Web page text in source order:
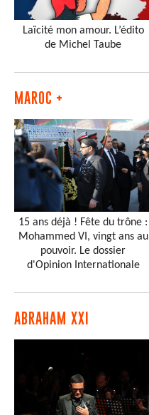
Laïcité mon amour. L’édito
de Michel Taube
MAROC +
15 ans déjà ! Fête du trône :
Mohammed VI, vingt ans au
pouvoir. Le dossier
d'Opinion Internationale
ABRAHAM XXI